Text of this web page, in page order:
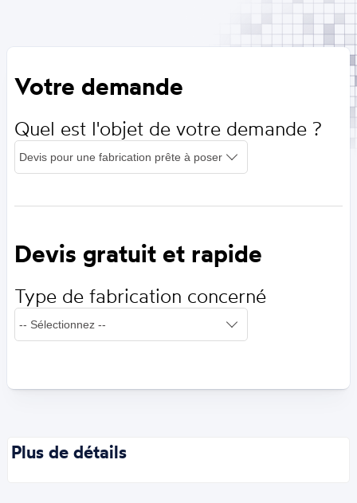
Votre demande
Quel est l'objet de votre demande ?
Devis gratuit et rapide
Type de fabrication concerné
Plus de détails